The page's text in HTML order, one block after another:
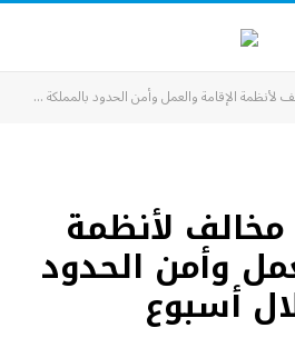
ضبط 16161 مخالف لأنظمة
وأمن الحدود
أسبوع